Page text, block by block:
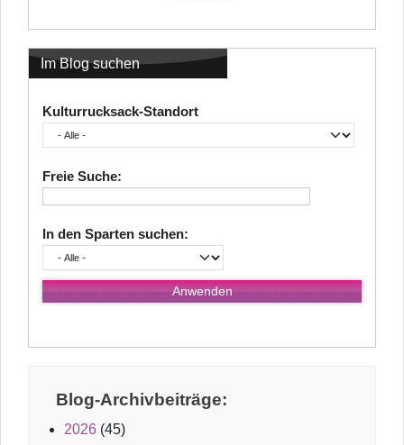
Im Blog suchen
Kulturrucksack-Standort
Freie Suche:
In den Sparten suchen:
Blog-Archivbeiträge:
2026 (45)